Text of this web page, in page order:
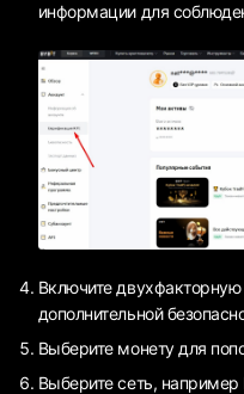
информации для
Включите
дополнительной
Выберите монету для
Выберите сеть, например